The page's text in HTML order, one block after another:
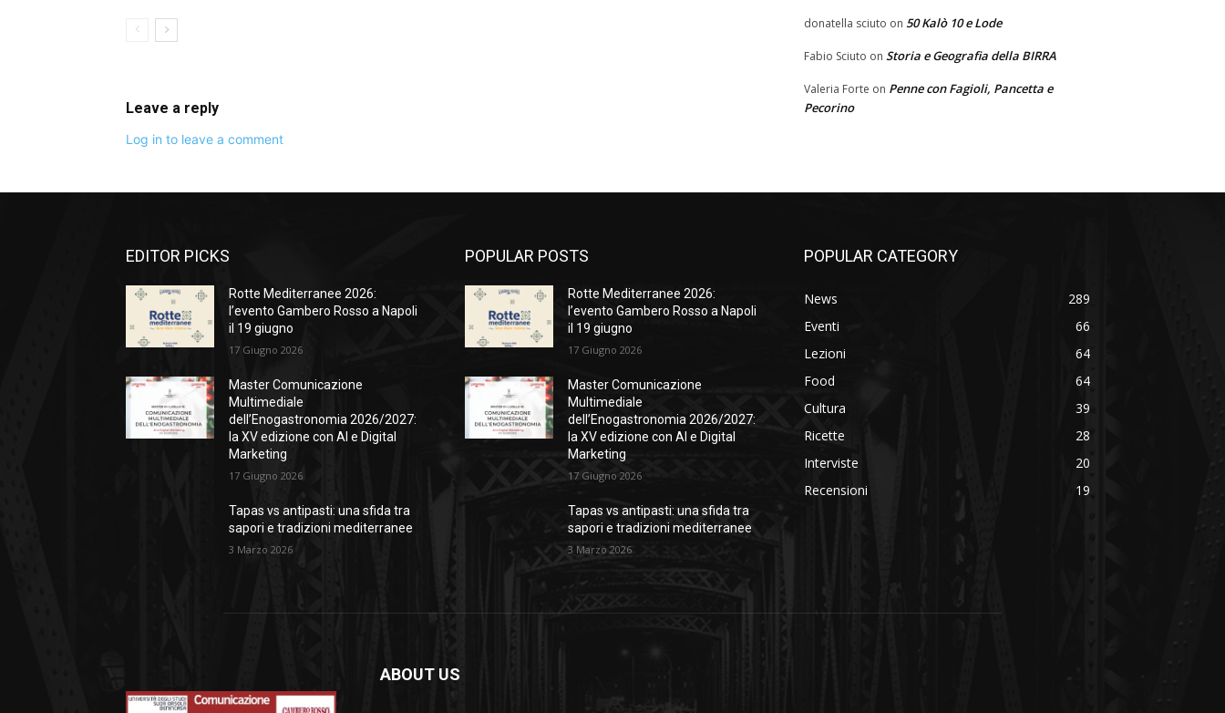
Leave a reply
Log in to leave a comment
donatella sciuto on 50 Kalò 10 e Lode
Fabio Sciuto on Storia e Geografia della BIRRA
Valeria Forte on Penne con Fagioli, Pancetta e
Pecorino
EDITOR PICKS
Rotte Mediterranee 2026:
l’evento Gambero Rosso a Napoli
il 19 giugno
17 Giugno 2026
Master Comunicazione
Multimediale
dell’Enogastronomia 2026/2027:
la XV edizione con AI e Digital
Marketing
17 Giugno 2026
Tapas vs antipasti: una sfida tra
sapori e tradizioni mediterranee
3 Marzo 2026
POPULAR POSTS
Rotte Mediterranee 2026:
l’evento Gambero Rosso a Napoli
il 19 giugno
17 Giugno 2026
Master Comunicazione
Multimediale
dell’Enogastronomia 2026/2027:
la XV edizione con AI e Digital
Marketing
17 Giugno 2026
Tapas vs antipasti: una sfida tra
sapori e tradizioni mediterranee
3 Marzo 2026
POPULAR CATEGORY
News
289
Eventi
66
Lezioni
64
Food
64
Cultura
39
Ricette
28
Interviste
20
Recensioni
19
ABOUT US